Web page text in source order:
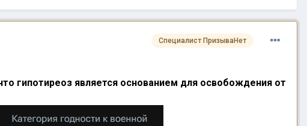
Специалист ПризываНет
гипотиреоз является основанием для освобождения от